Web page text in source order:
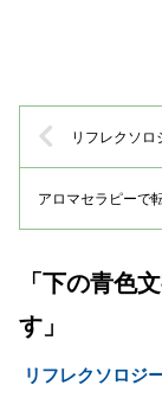
リフレクソロ
アロマセラピーで
「下の青色
す」
リフレクソロジ